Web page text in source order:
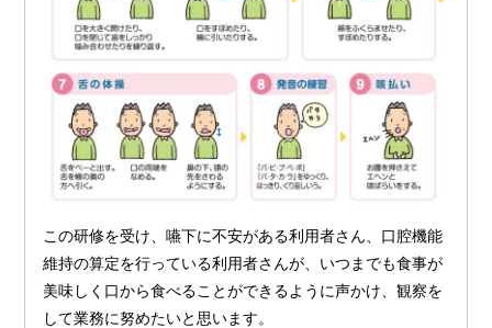
この研修を受け、嚥下に不安がある利用者さん、口腔機能
維持の算定を行っている利用者さんが、いつまでも食事が
美味しく口から食べることができるように声かけ、観察を
して業務に努めたいと思います。